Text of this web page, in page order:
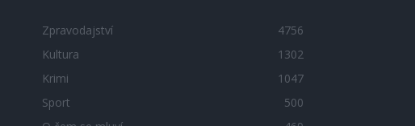
Zpravodajství
4756
Kultura
1302
Krimi
1047
Sport
500